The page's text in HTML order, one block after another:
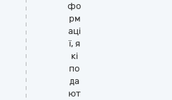
фо
рм
аці
ї, я
кі
по
да
ют